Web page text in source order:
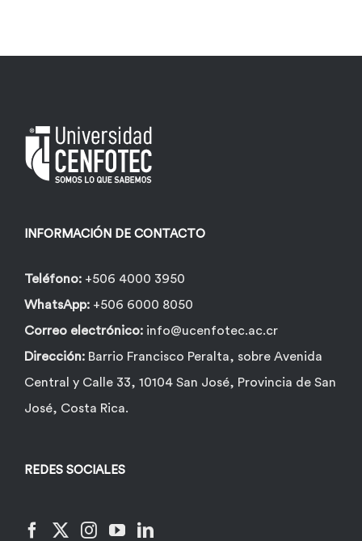
INFORMACIÓN DE CONTACTO
Teléfono: +506 4000 3950
WhatsApp: +506 6000 8050
Correo electrónico: info@ucenfotec.ac.cr
Dirección: Barrio Francisco Peralta, sobre Avenida
Central y Calle 33, 10104 San José, Provincia de San
José, Costa Rica.
REDES SOCIALES